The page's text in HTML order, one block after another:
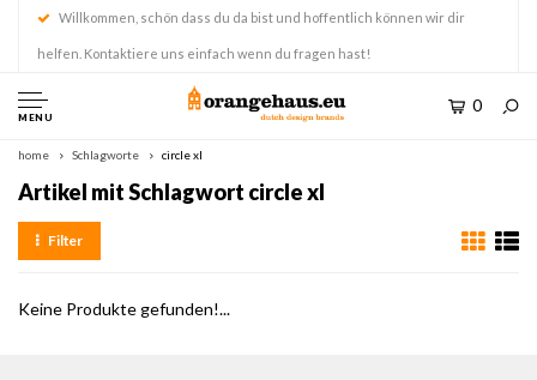
Willkommen, schön dass du da bist und hoffentlich können wir dir
helfen. Kontaktiere uns einfach wenn du fragen hast!
MENU
0
home Schlagworte circle xl
Artikel mit Schlagwort circle xl
Filter
Keine Produkte gefunden!...